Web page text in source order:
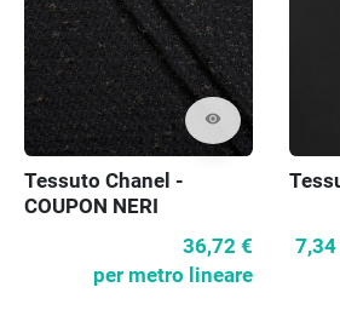
visibility
Tessuto Chanel -
COUPON NERI
36,72 €
per metro lineare
7,34